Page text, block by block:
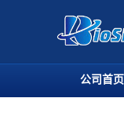
公司首页